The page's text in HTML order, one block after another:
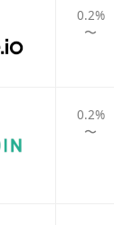
0.2%
〜
0.2%
〜